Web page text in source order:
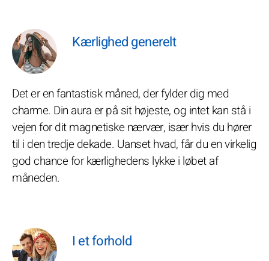
Kærlighed generelt
Det er en fantastisk måned, der fylder dig med
charme. Din aura er på sit højeste, og intet kan stå i
vejen for dit magnetiske nærvær, især hvis du hører
til i den tredje dekade. Uanset hvad, får du en virkelig
god chance for kærlighedens lykke i løbet af
måneden.
I et forhold